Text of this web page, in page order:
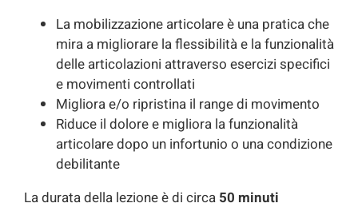
La mobilizzazione articolare è una pratica che
mira a migliorare la flessibilità e la funzionalità
delle articolazioni attraverso esercizi specifici
e movimenti controllati
Migliora e/o ripristina il range di movimento
Riduce il dolore e migliora la funzionalità
articolare dopo un infortunio o una condizione
debilitante
La durata della lezione è di circa 50 minuti